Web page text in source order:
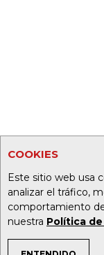
COOKIES
Este sitio web usa
analizar el tráfico,
comportamiento
nuestra Política